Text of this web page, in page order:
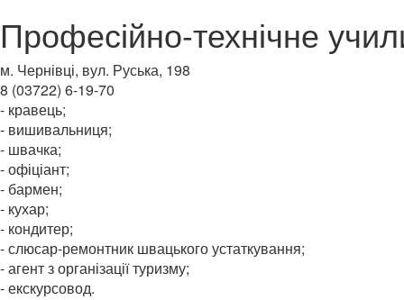
Професійно-технічне
м. Чернівці, вул. Руська, 198
8 (03722) 6-19-70
- кравець;
- вишивальниця;
- швачка;
- офіціант;
- бармен;
- кухар;
- кондитер;
- слюсар-ремонтник швацького устаткування;
- агент з організації туризму;
- екскурсовод.